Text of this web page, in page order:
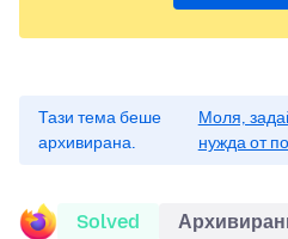
Тази тема беше
архивирана.
Моля,
нужда от
Solved